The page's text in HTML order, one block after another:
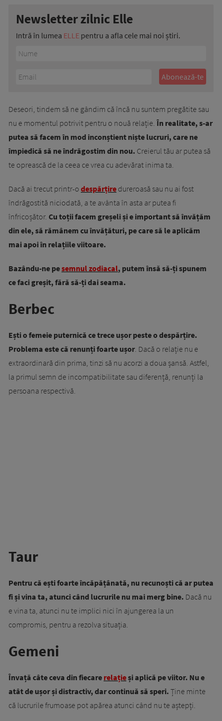
Newsletter zilnic Elle
Intră în lumea ELLE pentru a afla cele mai noi știri.
Deseori, tindem să ne gândim că încă nu suntem pregătite sau
nu e momentul potrivit pentru o nouă relație. În realitate, s-ar
putea să facem în mod inconștient niște lucruri, care ne
împiedică să ne îndrăgostim din nou. Creierul tău ar putea să
te oprească de la ceea ce vrea cu adevărat inima ta.
Dacă ai trecut printr-o despărțire dureroasă sau nu ai fost
îndrăgostită niciodată, a te avânta în asta ar putea fi
înfricoșător. Cu toții facem greșeli și e important să învățăm
din ele, să rămânem cu învățături, pe care să le aplicăm
mai apoi în relațiile viitoare.
Bazându-ne pesemnul zodiacal, putem însă să-ți spunem
ce faci greșit, fără să-ți dai seama.
Berbec
Ești o femeie puternică ce trece ușor peste o despărțire.
Problema este că renunți foarte ușor. Dacă o relație nu e
extraordinară din prima, tinzi să nu acorzi a doua șansă. Astfel,
la primul semn de incompatibilitate sau diferență, renunți la
persoana respectivă.
Taur
Pentru că ești foarte încăpățânată, nu recunoști că ar putea
fi și vina ta, atunci când lucrurile nu mai merg bine. Dacă nu
e vina ta, atunci nu te implici nici în ajungerea la un
compromis, pentru a rezolva situația.
Gemeni
Învață câte ceva din fiecare relațieși aplică pe viitor. Nu e
atât de ușor și distractiv, dar continuă să speri. Ține minte
că lucrurile frumoase pot apărea atunci când nu te aștepți.